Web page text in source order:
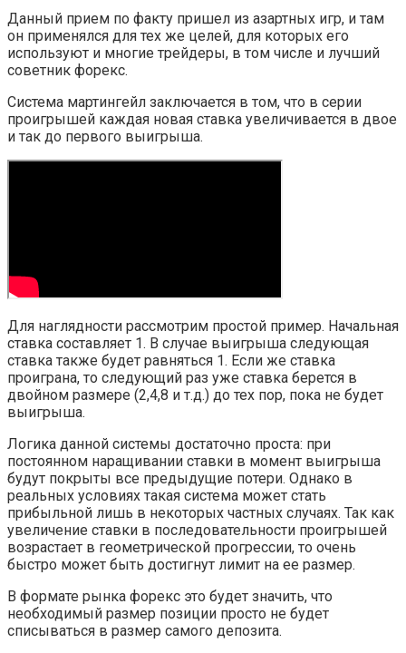
Данный прием по факту пришел из азартных игр, и там
он применялся для тех же целей, для которых его
используют и многие трейдеры, в том числе и лучший
советник форекс.
Система мартингейл заключается в том, что в серии
проигрышей каждая новая ставка увеличивается в двое
и так до первого выигрыша.
Для наглядности рассмотрим простой пример. Начальная
ставка составляет 1. В случае выигрыша следующая
ставка также будет равняться 1. Если же ставка
проиграна, то следующий раз уже ставка берется в
двойном размере (2,4,8 и т.д.) до тех пор, пока не будет
выигрыша.
Логика данной системы достаточно проста: при
постоянном наращивании ставки в момент выигрыша
будут покрыты все предыдущие потери. Однако в
реальных условиях такая система может стать
прибыльной лишь в некоторых частных случаях. Так как
увеличение ставки в последовательности проигрышей
возрастает в геометрической прогрессии, то очень
быстро может быть достигнут лимит на ее размер.
В формате рынка форекс это будет значить, что
необходимый размер позиции просто не будет
списываться в размер самого депозита.